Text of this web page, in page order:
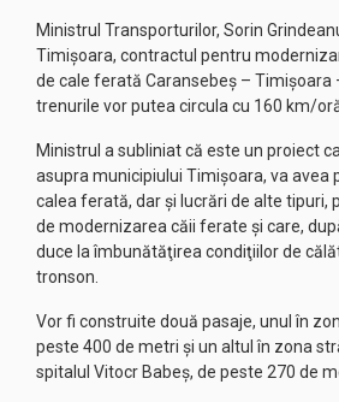
Ministrul Transporturilor, Sorin
Timişoara, contractul pentru
de cale ferată Caransebeş – Timişoara
trenurile vor putea circula cu 160 km/
Ministrul a subliniat că este un proiect
asupra municipiului Timişoara, va avea
calea ferată, dar şi lucrări de alte tipuri,
de modernizarea căii ferate şi care,
duce la îmbunătăţirea condiţiilor de
tronson.
Vor fi construite două pasaje, unul în
peste 400 de metri și un altul în zona
spitalul Vitocr Babeș, de peste 270 de